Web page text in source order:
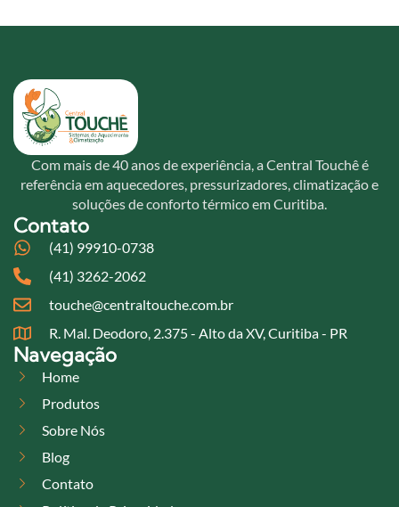
Com mais de 40 anos de experiência, a Central Touchê é
referência em aquecedores, pressurizadores, climatização e
soluções de conforto térmico em Curitiba.
Contato
(41) 99910-0738
(41) 3262-2062
touche@centraltouche.com.br
R. Mal. Deodoro, 2.375 - Alto da XV, Curitiba - PR
Navegação
Home
Produtos
Sobre Nós
Blog
Contato